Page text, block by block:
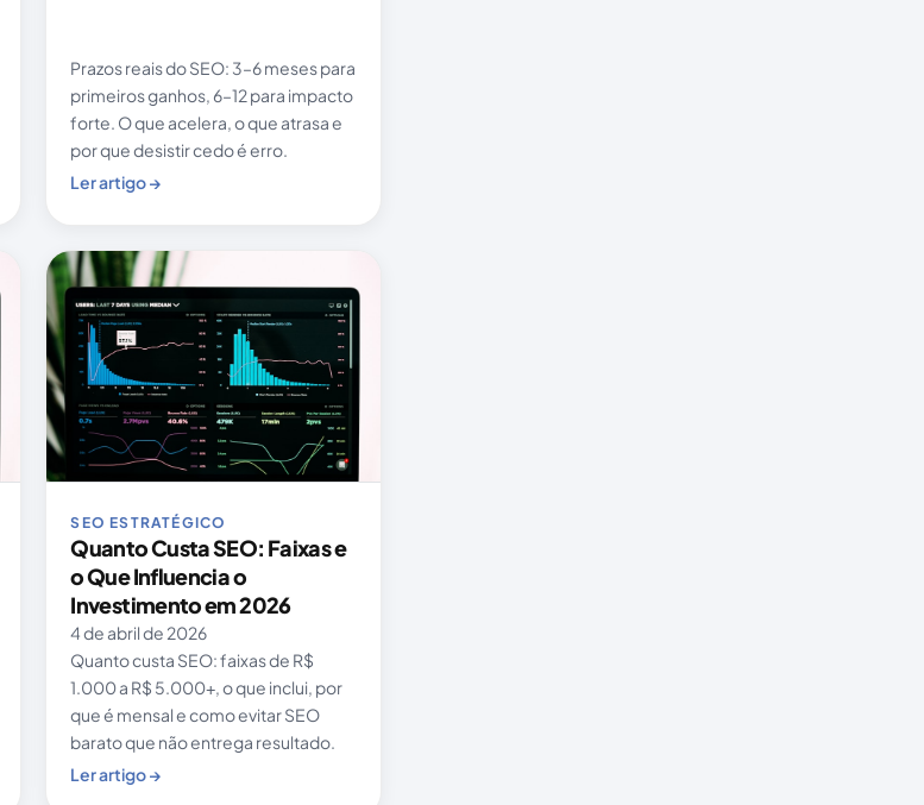
Prazos reais do SEO: 3–6 meses para
primeiros ganhos, 6–12 para impacto
forte. O que acelera, o que atrasa e
por que desistir cedo é erro.
Ler artigo →
SEO ESTRATÉGICO
Quanto Custa SEO: Faixas e
o Que Influencia o
Investimento em 2026
4 de abril de 2026
Quanto custa SEO: faixas de R$
1.000 a R$ 5.000+, o que inclui, por
que é mensal e como evitar SEO
barato que não entrega resultado.
Ler artigo →